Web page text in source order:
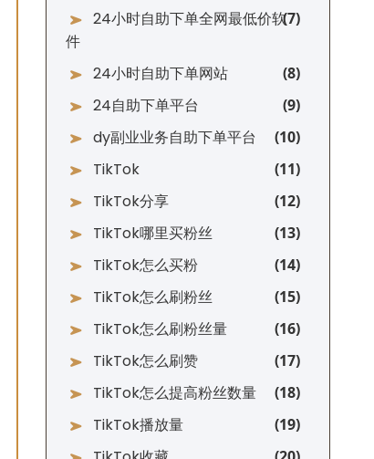
24小时自助下单全网最低价软
件
24小时自助下单网站
24自助下单平台
dy副业业务自助下单平台
TikTok
TikTok分享
TikTok哪里买粉丝
TikTok怎么买粉
TikTok怎么刷粉丝
TikTok怎么刷粉丝量
TikTok怎么刷赞
TikTok怎么提高粉丝数量
TikTok播放量